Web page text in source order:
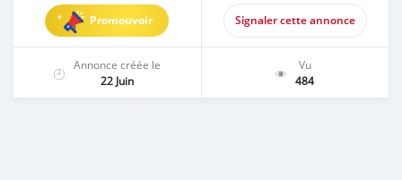
Promouvoir Signaler cette annonce
Annonce créée le
22 Juin
Vu
484